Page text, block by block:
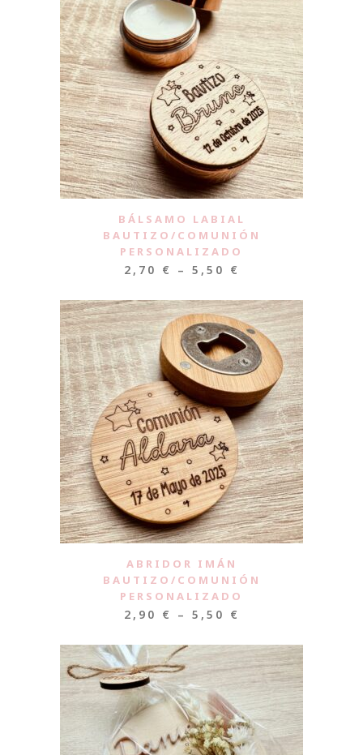
BÁLSAMO LABIAL
BAUTIZO/COMUNIÓN
PERSONALIZADO
2,70 € – 5,50 €
ABRIDOR IMÁN
BAUTIZO/COMUNIÓN
PERSONALIZADO
2,90 € – 5,50 €